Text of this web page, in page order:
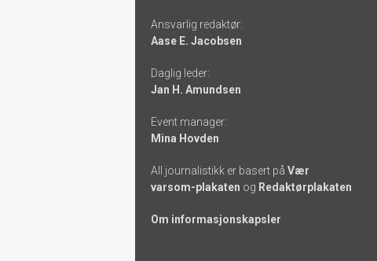
-
links
Ansvarlig redaktør:
Aase E. Jacobsen
Daglig leder:
Jan H. Amundsen
Event manager:
Mina Hovden
All journalistikk er basert på Vær
varsom-plakaten og Redaktørplakaten
Om informasjonskapsler